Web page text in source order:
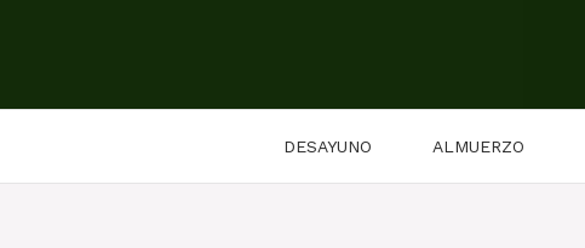
DESAYUNO ALMUERZO